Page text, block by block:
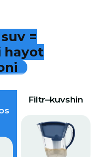
suv =
hayot
ni
Filtr–kuvshin